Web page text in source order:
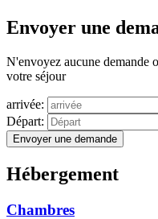
Envoyer une
N'envoyez aucune demande
votre séjour
arrivée:
Départ:
Envoyer une demande
Hébergement
Chambres